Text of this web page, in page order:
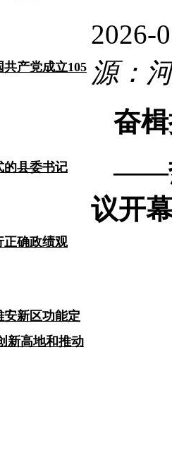
产党成立105
的县委书记
正确政绩观
安新区功能定
新高地和推动
源：
奋
——
议开